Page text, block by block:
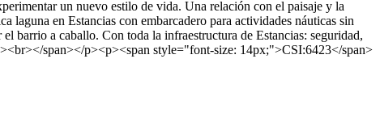
un nuevo estilo de vida. Una relación con el paisaje y la
laguna en Estancias con embarcadero para actividades náuticas sin
barrio a caballo. Con toda la infraestructura de Estancias: seguridad,
span></p><p><span style="font-size: 14px;">CSI:6423</span>